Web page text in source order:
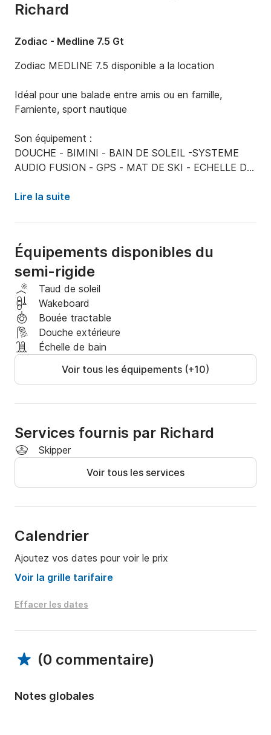
Richard
Zodiac - Medline 7.5 Gt
Zodiac MEDLINE 7.5 disponible a la location
Idéal pour une balade entre amis ou en famille,
Farniente, sport nautique
Son équipement :
DOUCHE - BIMINI - BAIN DE SOLEIL -SYSTEME
AUDIO FUSION - GPS - MAT DE SKI - ECHELLE DE
A seulement 20 min de navigation visite du Port du
Cap d'Agde et du Fort Brescou
Découverte des plages sauvages du massif de la
Clape
Visite du port Ostréicole de Vendres
Possibilité location avec skipper
Caution 4000 €
Pièce identité et Permis côtier Exigé
Lire la suite
Équipements disponibles du
semi-rigide
Taud de soleil
Wakeboard
Bouée tractable
Douche extérieure
Échelle de bain
Voir tous les équipements (+10)
Services fournis par Richard
Skipper
Voir tous les services
Calendrier
Ajoutez vos dates pour voir le prix
Voir la grille tarifaire
Effacer les dates
(0 commentaire)
Notes globales